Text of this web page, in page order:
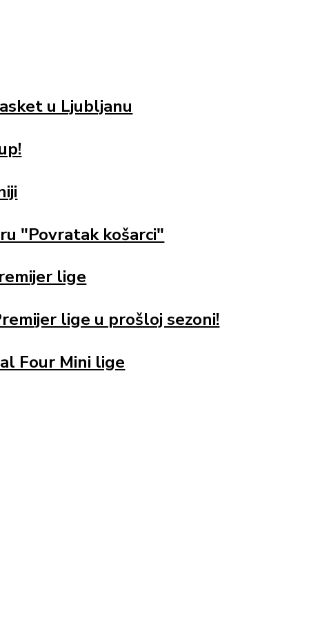
u Ljubljanu
"Povratak košarci"
lige
lige u prošloj sezoni!
Four Mini lige